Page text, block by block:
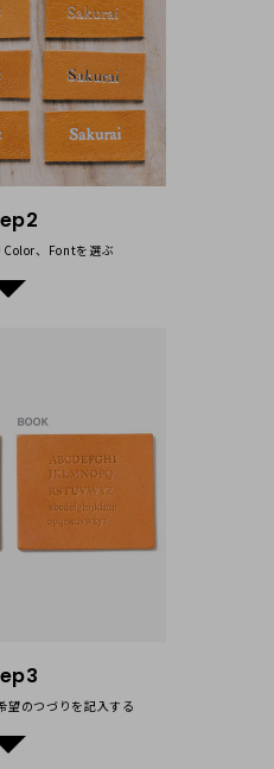
な物で
丁寧でした。
のが残念でしたが、革製品
のかな？とも思いますが、
た。
たので良かったです。
ません。さらに丁寧な梱包を
シングでほとんど目立たなく
手数ではございますが、一度
ました。
Color、Fontを選ぶ
望のつづりを記入する